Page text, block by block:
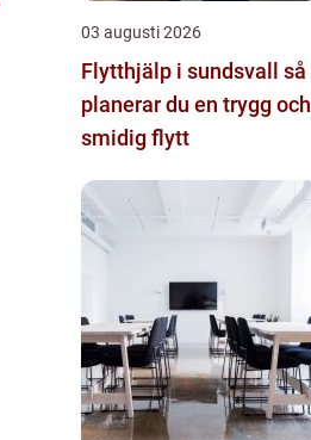
03 augusti 2026
Flytthjälp i sundsvall så
planerar du en trygg och
smidig flytt